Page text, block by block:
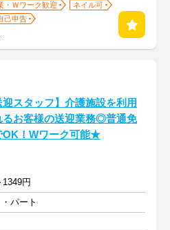
・Ｗワーク歓迎
ネイル可
己申告
迎スタッフ】介護施設を利用
るお客様の送迎業務◎普通免
OK！Wワーク可能★
円
パート